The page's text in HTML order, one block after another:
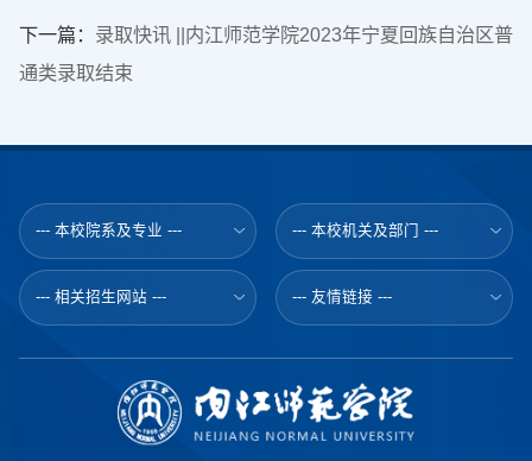
下一篇： 录取快讯 ||内江师范学院2023年宁夏回族自治区普
通类录取结束
--- 本校院系及专业 --- --- 本校机关及部门 ---
--- 相关招生网站 --- --- 友情链接 ---